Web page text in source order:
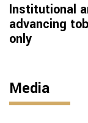
Institutional
advancing
only
Media